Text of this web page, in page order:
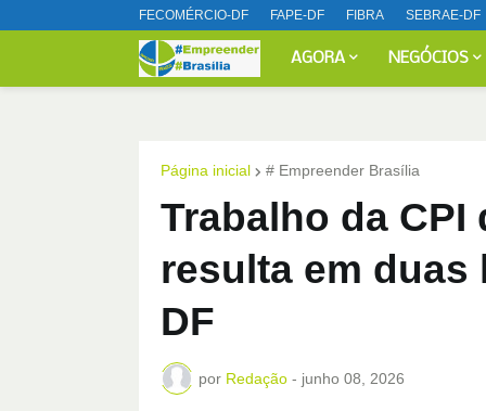
FECOMÉRCIO-DF FAPE-DF FIBRA SEBRAE-DF
AGORA NEGÓCIOS
Página inicial # Empreender Brasília
Trabalho da
resulta em
DF
por Redação - junho 08, 2026